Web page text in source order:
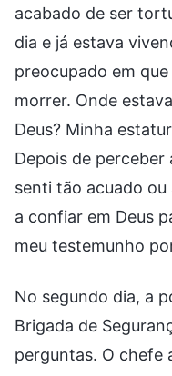
acabado de ser
dia e já estava
preocupado em
morrer. Onde
Deus? Minha
Depois de perceber
senti tão acuado
a confiar em Deus
meu testemunho
No segundo dia, a
Brigada de
perguntas. O chefe